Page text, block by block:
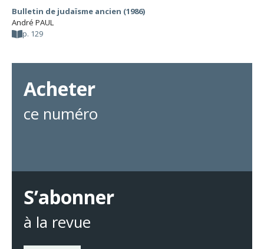
Bulletin de judaïsme ancien (1986)
André PAUL
p. 129
Acheter
ce numéro
S’abonner
à la revue